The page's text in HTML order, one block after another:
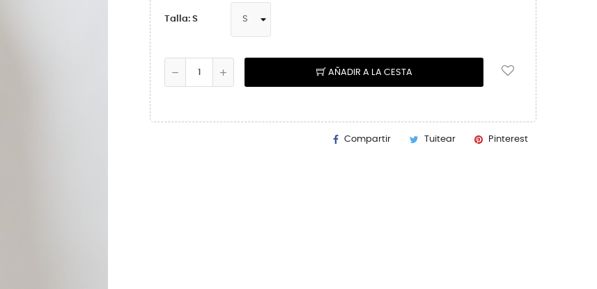
Talla: S
AÑADIR A LA CESTA
Compartir Tuitear Pinterest